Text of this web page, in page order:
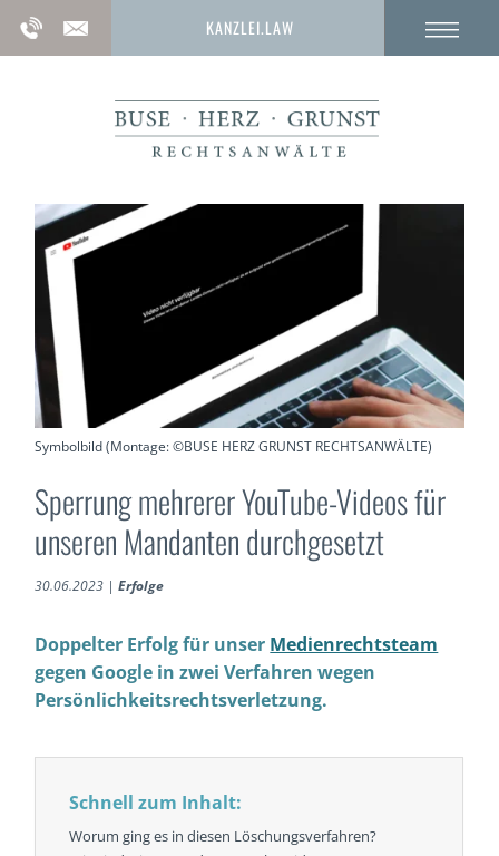
KANZLEI.LAW
Symbolbild (Montage: ©BUSE HERZ GRUNST RECHTSANWÄLTE)
Sperrung mehrerer YouTube-Videos für
unseren Mandanten durchgesetzt
30.06.2023 |Erfolge
Doppelter Erfolg für unser Medienrechtsteam
gegen Google in zwei Verfahren wegen
Persönlichkeitsrechtsverletzung.
Schnell zum Inhalt:
Worum ging es in diesen Löschungsverfahren?